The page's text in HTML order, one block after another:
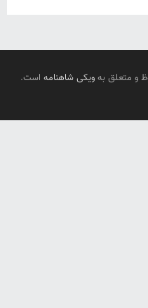
و متعلق به ویکی شاهنامه است.